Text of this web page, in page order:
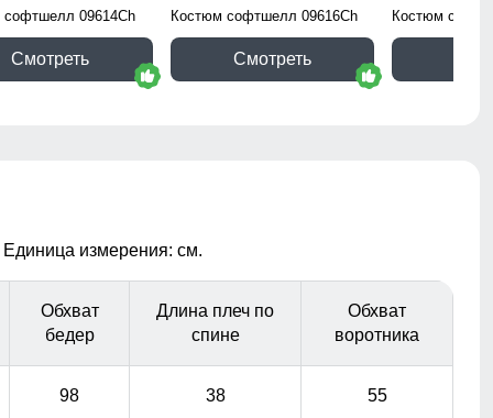
софтшелл 09614Ch
Смотреть
Костюм софтшелл 09616Ch
Смотреть
Костюм
Единица измерения: см.
Обхват
бедер
Длина плеч по
спине
Обхват
воротника
98 38 55